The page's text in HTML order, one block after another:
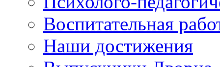
Воспитательная
Наши достижения